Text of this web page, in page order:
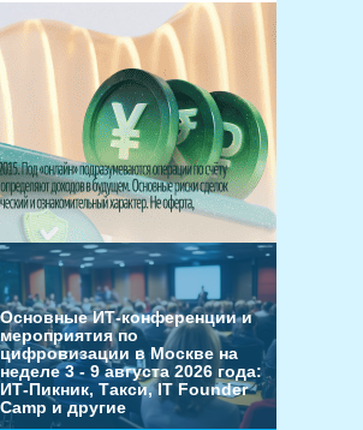
Основные ИТ-конференции и
мероприятия по
цифровизации в Москве на
неделе 3 - 9 августа 2026 года:
ИТ-Пикник, Такси, IT Founder
Camp и другие